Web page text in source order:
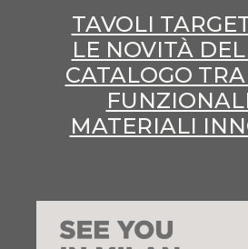
TAVOLI
LE NOVITÀ
CATALOGO
MATERIALI